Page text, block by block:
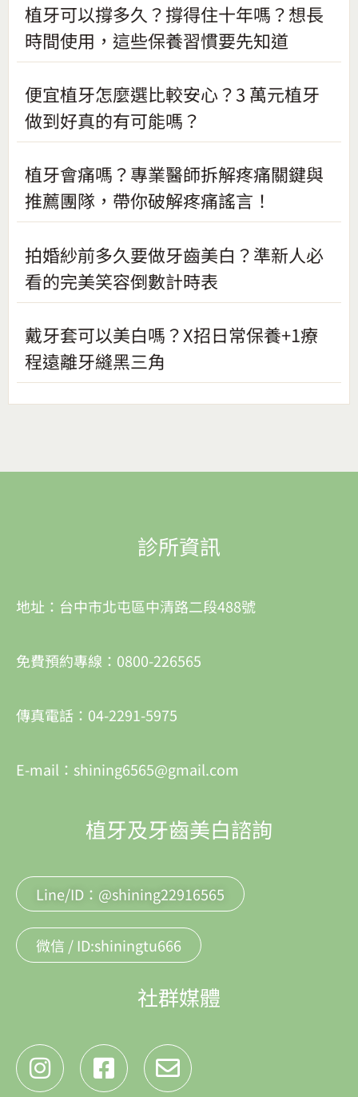
植牙可以撐多久？撐得住十年嗎？想長
時間使用，這些保養習慣要先知道
便宜植牙怎麼選比較安心？3 萬元植牙
做到好真的有可能嗎？
植牙會痛嗎？專業醫師拆解疼痛關鍵與
推薦團隊，帶你破解疼痛謠言！
拍婚紗前多久要做牙齒美白？準新人必
看的完美笑容倒數計時表
戴牙套可以美白嗎？X招日常保養+1療
程遠離牙縫黑三角
診所資訊
地址：台中市北屯區中清路二段488號
免費預約專線：0800-226565
傳真電話：04-2291-5975
E-mail：shining6565@gmail.com
植牙及牙齒美白諮詢
Line/ID：@shining22916565
微信 / ID:shiningtu666
社群媒體